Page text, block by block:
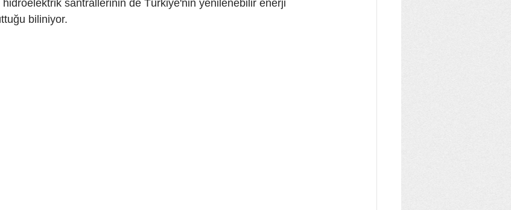
santrallerinin de Türkiye'nin yenilenebilir enerji
biliniyor.